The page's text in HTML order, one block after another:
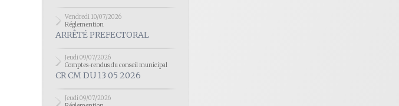
Vendredi 10/07/2026
Réglemention
ARRÊTÉ PREFECTORAL
Jeudi 09/07/2026
Comptes-rendus du conseil municipal
CR CM DU 13 05 2026
Jeudi 09/07/2026